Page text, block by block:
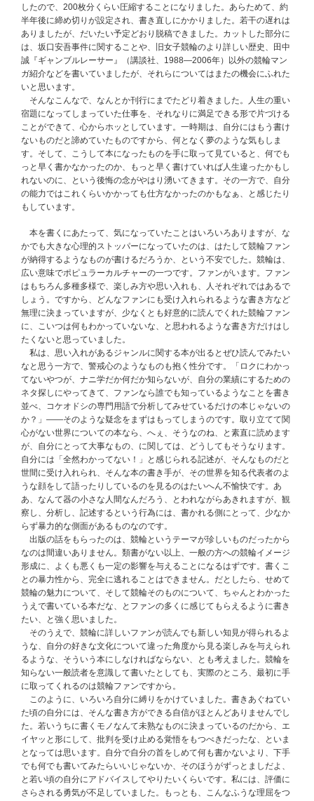
したので、200枚分くらい圧縮することになりました。あらためて、約
半年後に締め切りが設定され、書き直しにかかりました。若干の遅れは
ありましたが、だいたい予定どおり脱稿できました。カットした部分に
は、坂口安吾事件に関することや、旧女子競輪のより詳しい歴史、田中
誠『ギャンブルレーサー』（講談社、1988―2006年）以外の競輪マン
ガ紹介などを書いていましたが、それらについてはまたの機会にふれた
いと思います。
そんなこんなで、なんとか刊行にまでたどり着きました。人生の重い
宿題になってしまっていた仕事を、それなりに満足できる形で片づける
ことができて、心からホッとしています。一時期は、自分にはもう書け
ないものだと諦めていたものですから、何となく夢のような気もしま
す。そして、こうして本になったものを手に取って見ていると、何でも
っと早く書かなかったのか、もっと早く書けていれば人生違ったかもし
れないのに、という後悔の念がやはり湧いてきます。その一方で、自分
の能力ではこれくらいかかっても仕方なかったのかもなぁ、と感じたり
もしています。
本を書くにあたって、気になっていたことはいろいろありますが、な
かでも大きな心理的ストッパーになっていたのは、はたして競輪ファン
が納得するようなものが書けるだろうか、という不安でした。競輪は、
広い意味でポピュラーカルチャーの一つです。ファンがいます。ファン
はもちろん多種多様で、楽しみ方や思い入れも、人それぞれではあるで
しょう。ですから、どんなファンにも受け入れられるような書き方など
無理に決まっていますが、少なくとも好意的に読んでくれた競輪ファン
に、こいつは何もわかっていないな、と思われるような書き方だけはし
たくないと思っていました。
私は、思い入れがあるジャンルに関する本が出るとぜひ読んでみたい
なと思う一方で、警戒心のようなものも抱く性分です。「ロクにわかっ
てないやつが、ナニ学だか何だか知らないが、自分の業績にするための
ネタ探しにやってきて、ファンなら誰でも知っているようなことを書き
並べ、コケオドシの専門用語で分析してみせているだけの本じゃないの
か？」――そのような疑念をまずはもってしまうのです。取り立てて関
心がない世界についての本なら、へぇ、そうなのね、と素直に読めます
が、自分にとって大事なもの、に関しては、どうしてもそうなります。
自分には「全然わかってない！」と感じられる記述が、そんなものだと
世間に受け入れられ、そんな本の書き手が、その世界を知る代表者のよ
うな顔をして語ったりしているのを見るのはたいへん不愉快です。あ
あ、なんて器の小さな人間なんだろう、とわれながらあきれますが、観
察し、分析し、記述するという行為には、書かれる側にとって、少なか
らず暴力的な側面があるものなのです。
出版の話をもらったのは、競輪というテーマが珍しいものだったから
なのは間違いありません。類書がない以上、一般の方への競輪イメージ
形成に、よくも悪くも一定の影響を与えることになるはずです。書くこ
との暴力性から、完全に逃れることはできません。だとしたら、せめて
競輪の魅力について、そして競輪そのものについて、ちゃんとわかった
うえで書いている本だな、とファンの多くに感じてもらえるように書き
たい、と強く思いました。
そのうえで、競輪に詳しいファンが読んでも新しい知見が得られるよ
うな、自分の好きな文化について違った角度から見る楽しみを与えられ
るような、そういう本にしなければならない、とも考えました。競輪を
知らない一般読者を意識して書いたとしても、実際のところ、最初に手
に取ってくれるのは競輪ファンですから。
このように、いろいろ自分に縛りをかけていました。書きあぐねてい
た頃の自分には、そんな書き方ができる自信がほとんどありませんでし
た。若いうちに書くモノなんて未熟なものに決まっているのだから、エ
イヤッと形にして、批判を受け止める覚悟をもつべきだったな、といま
となっては思います。自分で自分の首をしめて何も書かないより、下手
でも何でも書いてみたらいいじゃないか、そのほうがずっとましだよ、
と若い頃の自分にアドバイスしてやりたいくらいです。私には、評価に
さらされる勇気が不足していました。もっとも、こんなふうな理屈をつ